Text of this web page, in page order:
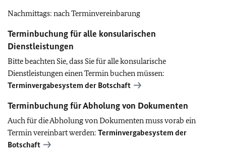
Nachmittags: nach Terminvereinbarung
Terminbuchung für alle konsularischen
Dienstleistungen
Bitte beachten Sie, dass Sie für alle konsularische
Dienstleistungen einen Termin buchen müssen:
Terminvergabesystem der Botschaft
Terminbuchung für Abholung von Dokumenten
Auch für die Abholung von Dokumenten muss vorab ein
Termin vereinbart werden: Terminvergabesystem der
Botschaft